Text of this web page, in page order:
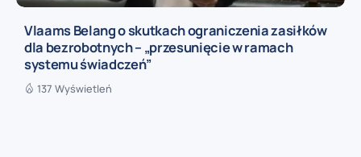
Vlaams Belang o skutkach ograniczenia zasiłków
dla bezrobotnych – „przesunięcie w ramach
systemu świadczeń”
137 Wyświetleń